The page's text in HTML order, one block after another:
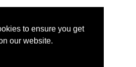
to ensure you get
our website.